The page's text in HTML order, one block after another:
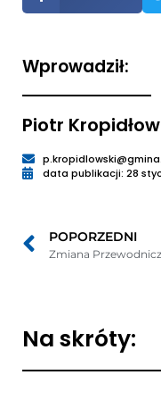
Wprowadził:
Piotr
data publikacji: 28
POPORZEDNI
Zmiana
Na skróty: